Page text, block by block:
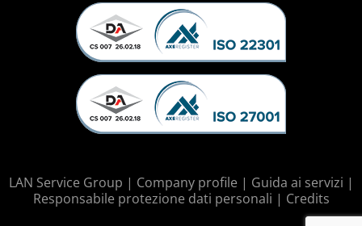
LAN Service Group | Company profile | Guida ai servizi |
Responsabile protezione dati personali | Credits